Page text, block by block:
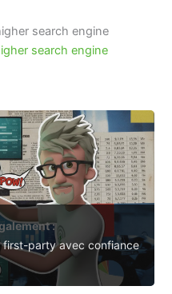
search engine
search engine
:
first-party avec confiance